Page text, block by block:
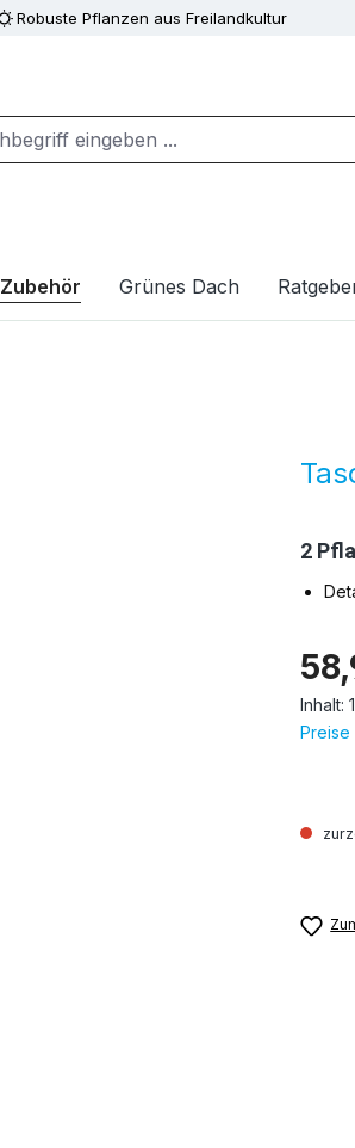
Robuste Pflanzen aus Freilandkultur
Zubehör Grünes Dach
2
Inhalt: 1
Preise